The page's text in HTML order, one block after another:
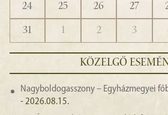
24
25 26 27
31
1 2 3
KÖZELGŐ
Nagyboldogasszony – Egyházmegyei
- 2026.08.15.